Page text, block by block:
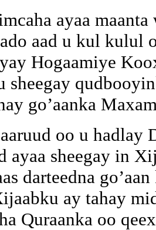
ayaa maanta
aad u kul kulul
Hogaamiye
sheegay
go’aanka
oo u hadlay
ayaa sheegay in
darteedna
ay tahay
Quraanka oo